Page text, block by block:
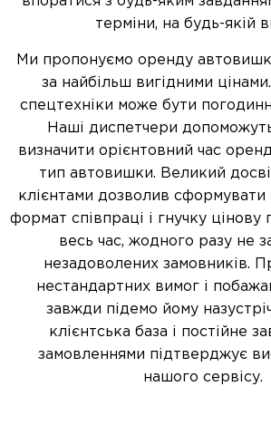
терміни, на будь-якій
Ми пропонуємо оренду
за найбільш вигідними
спецтехніки може бути
Наші диспетчери
визначити орієнтовний час
тип автовишки. Великий
клієнтами дозволив сформувати
формат співпраці і гнучку цінову
весь час, жодного разу не
незадоволених замовників.
нестандартних вимог і
завжди підемо йому
клієнтська база і постійне
замовленнями підтверджує
нашого сервісу.